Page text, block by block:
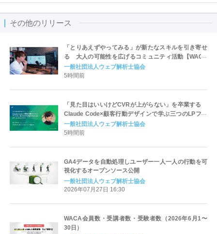
その他のリリース
「とりあえずやってみる」が新たなスキルを引き寄せ
る 大人の可能性を広げるコミュニティ活動【WACA
会員インタビュー公開】
一般社団法人ウェブ解析士協会
5時間前
「見た目はいいけどCVRが上がらない」を卒業する
Claude Code×顧客行動デザインで学ぶ三つのLPフレ
ームワーク
一般社団法人ウェブ解析士協会
5時間前
GA4データを自動処理しユーザー一人一人の行動を可
視化するオープンソース公開
一般社団法人ウェブ解析士協会
2026年07月27日 16:30
WACA会員数・受講者数・受験者数（2026年6月1〜
30日）